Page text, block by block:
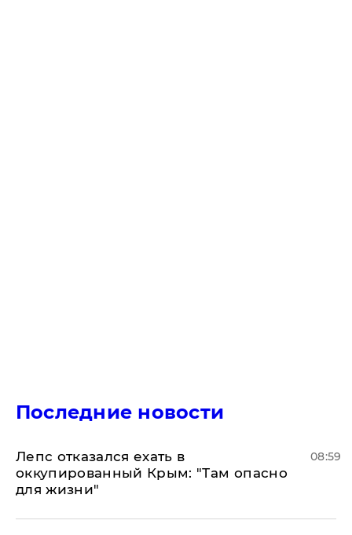
Последние новости
Лепс отказался ехать в
оккупированный Крым: "Там опасно
для жизни"
08:59